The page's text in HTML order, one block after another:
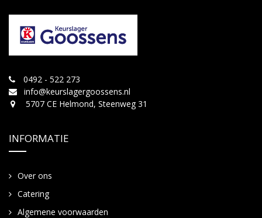
0492 - 522 273
info@keurslagergoossens.nl
5707 CE Helmond, Steenweg 31
INFORMATIE
Over ons
Catering
Algemene voorwaarden